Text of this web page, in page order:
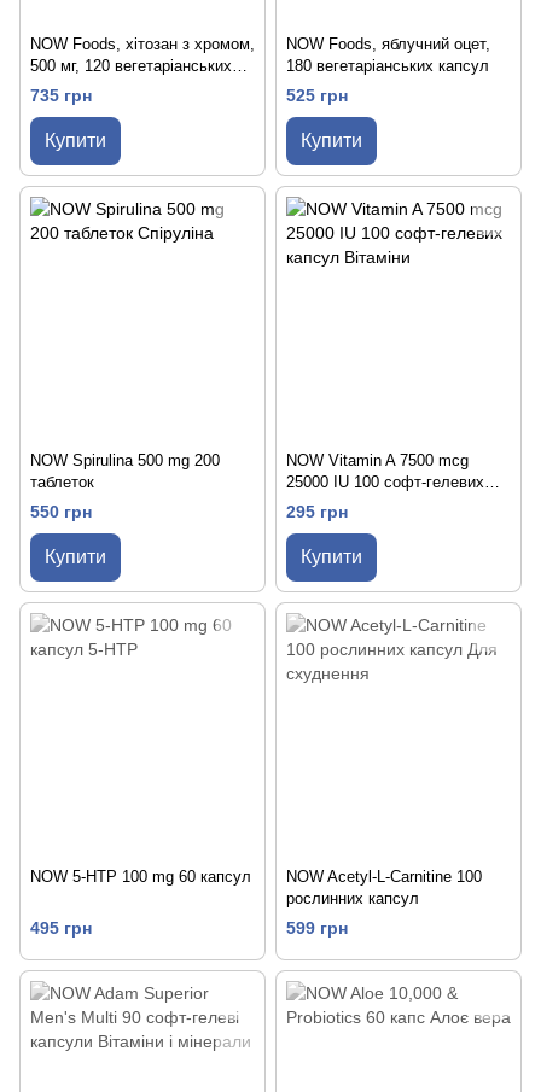
NOW Foods, хітозан з хромом,
500 мг, 120 вегетаріанських
капсул
735 грн
Купити
NOW Foods, яблучний оцет,
180 вегетаріанських капсул
525 грн
Купити
NOW Spirulina 500 mg 200
таблеток
550 грн
Купити
NOW Vitamin A 7500 mcg
25000 IU 100 софт-гелевих
капсул
295 грн
Купити
NOW 5-HTP 100 mg 60 капсул
495 грн
NOW Acetyl-L-Carnitine 100
рослинних капсул
599 грн